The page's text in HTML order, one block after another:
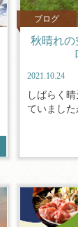
ブログ
秋晴れ
2021.10.24
しばらく
ていました